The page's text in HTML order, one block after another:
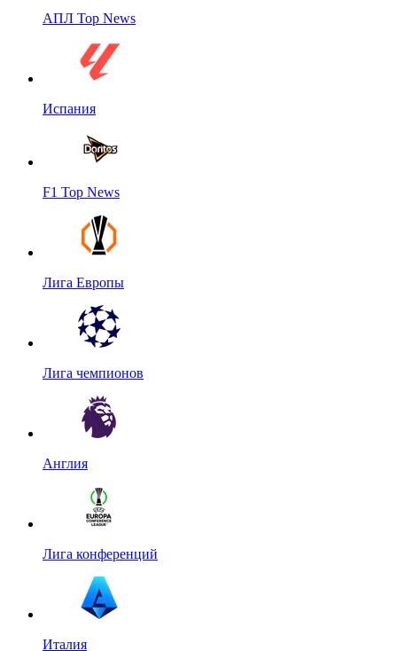
АПЛ Top News
Испания
F1 Top News
Лига Европы
Лига чемпионов
Англия
Лига конференций
Италия